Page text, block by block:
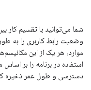
شما می‌توانید با تقسیم کار
وضعیت رابط کاربری را به
موارد، هر یک از این
استفاده در برنامه را بر
دسترسی و طول عمر ذخیره